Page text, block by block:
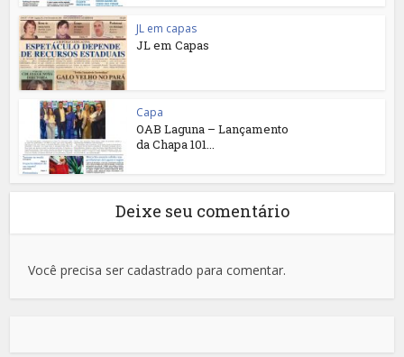
JL em capas
JL em Capas
Capa
OAB Laguna – Lançamento
da Chapa 101...
Deixe seu comentário
Você precisa ser cadastrado para comentar.